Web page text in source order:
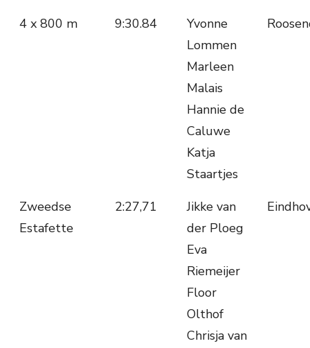
4 x 800 m 9:30.84
Yvonne
Lommen
Marleen
Malais
Hannie de
Caluwe
Katja
Staartjes
Zweedse
Estafette
2:27,71
Jikke van
der Ploeg
Eva
Riemeijer
Floor
Olthof
Chrisja van